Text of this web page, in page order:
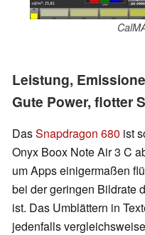
Leistung,
Gute Power, flotter
DasSnapdragon 680 ist
Onyx Boox Note Air 3 C
um Apps einigermaßen
bei der geringen Bildrate
ist. Das Umblättern in
jedenfalls